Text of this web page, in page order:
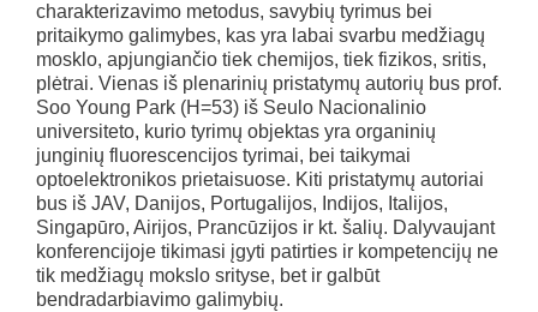
charakterizavimo metodus, savybių tyrimus bei
pritaikymo galimybes, kas yra labai svarbu medžiagų
mosklo, apjungiančio tiek chemijos, tiek fizikos, sritis,
plėtrai. Vienas iš plenarinių pristatymų autorių bus prof.
Soo Young Park (H=53) iš Seulo Nacionalinio
universiteto, kurio tyrimų objektas yra organinių
junginių fluorescencijos tyrimai, bei taikymai
optoelektronikos prietaisuose. Kiti pristatymų autoriai
bus iš JAV, Danijos, Portugalijos, Indijos, Italijos,
Singapūro, Airijos, Prancūzijos ir kt. šalių. Dalyvaujant
konferencijoje tikimasi įgyti patirties ir kompetencijų ne
tik medžiagų mokslo srityse, bet ir galbūt
bendradarbiavimo galimybių.